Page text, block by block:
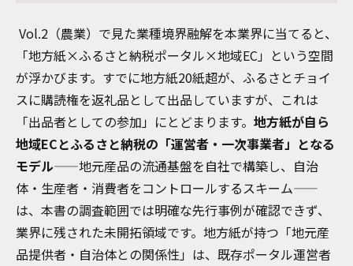
Vol.2（農業）で見た業種境界融解を本業界に当てると、
「地方紙×ふるさと納税ポータル×地域EC」という空間
が浮かびます。すでに地方紙20紙超が、ふるさとチョイ
スに購読権を返礼品として出品していますが、これは
「出品者としての参加」にとどまります。 地方紙が自ら
地域ECとふるさと納税の「運営者・一次事業者」となる
モデル——地元産品の流通基盤を自社で構築し、自治
体・生産者・消費者をコントロールするスキーム——
は、本書の調査範囲では明確な先行事例が確認できず、
業界に残された未開拓領域です。地方紙が持つ「地元産
品提供者・自治体との関係性」は、既存ポータル運営者